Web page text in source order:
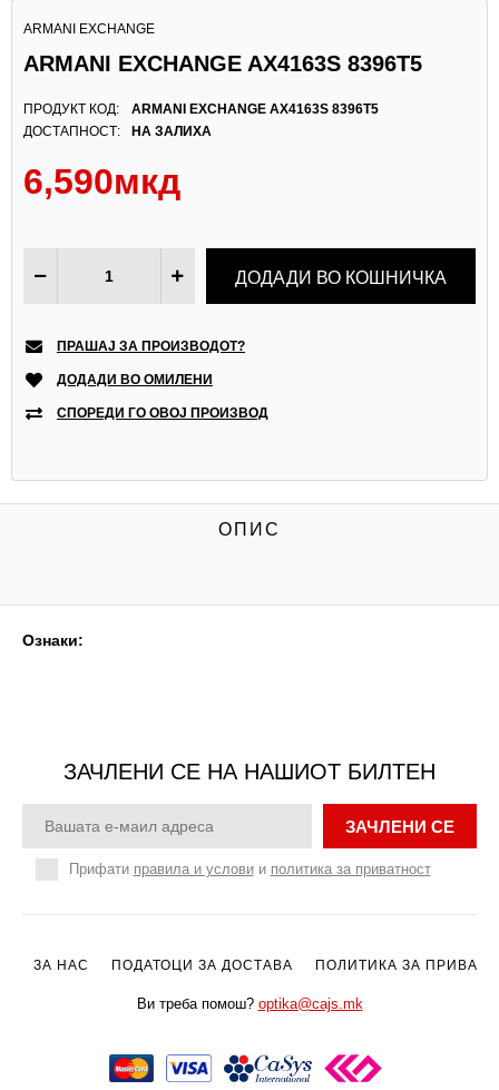
ARMANI EXCHANGE
ARMANI EXCHANGE AX4163S 8396T5
ПРОДУКТ КОД:
ДОСТАПНОСТ:
ARMANI EXCHANGE AX4163S 8396T5
НА ЗАЛИХА
6,590мкд
ПРАШАЈ ЗА ПРОИЗВОДОТ?
ДОДАДИ ВО ОМИЛЕНИ
СПОРЕДИ ГО ОВОЈ ПРОИЗВОД
ОПИС
Ознаки:
ЗАЧЛЕНИ СЕ НА НАШИОТ БИЛТЕН
ЗАЧЛЕНИ СЕ
Прифати правила и условии политика за приватност
ЗА НАС ПОДАТОЦИ ЗА ДОСТАВА ПОЛИТИКА ЗА
Ви треба помош? optika@cajs.mk